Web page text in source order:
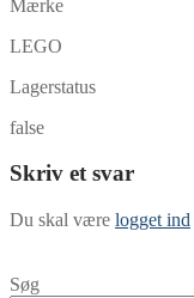
Mærke
LEGO
Lagerstatus
false
Skriv et svar
Du skal være logget ind
Søg